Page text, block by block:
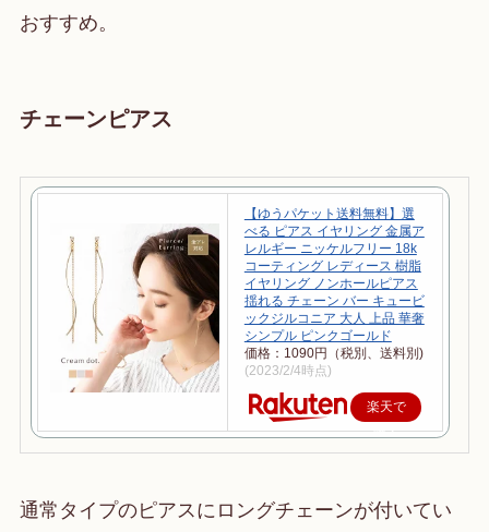
おすすめ。
チェーンピアス
【ゆうパケット送料無料】選
べる ピアス イヤリング 金属ア
レルギー ニッケルフリー 18k
コーティング レディース 樹脂
イヤリング ノンホールピアス
揺れる チェーン バー キュービ
ックジルコニア 大人 上品 華奢
シンプル ピンクゴールド
価格：1090円（税別、送料別)
(2023/2/4時点)
楽天で
購入
通常タイプのピアスにロングチェーンが付いてい